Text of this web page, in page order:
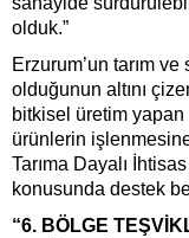
olduk.”
Erzurum’un tarım
olduğunun altını
bitkisel üretim
ürünlerin
Tarıma Dayalı
konusunda destek
“6. BÖLGE